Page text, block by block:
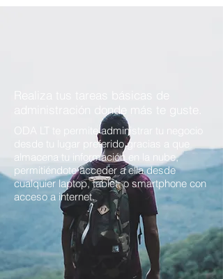
Realiza tus tareas básicas de
administración donde más te guste.
ODA LT te permite administrar tu negocio
desde tu lugar preferido gracias a que
almacena tu información en la nube,
permitiéndote acceder a ella desde
cualquier laptop, tablet, o smartphone con
acceso a internet.